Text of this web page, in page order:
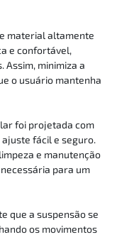
material altamente
e confortável,
Assim, minimiza a
o usuário mantenha
foi projetada com
fácil e seguro.
e manutenção
para um
que a suspensão se
os movimentos